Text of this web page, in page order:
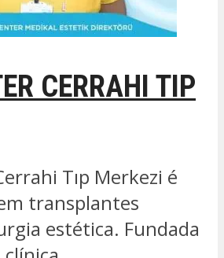
CERRAHI TIP
Tıp Merkezi é
transplantes
estética. Fundada